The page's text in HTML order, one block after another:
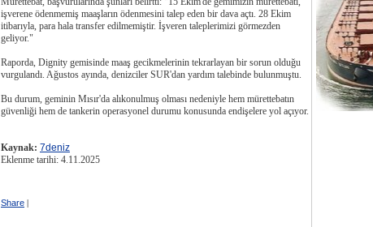
işverene ödenmemiş maaşların ödenmesini talep eden bir dava açtı. 28 Ekim
itibarıyla, para hala transfer edilmemiştir. İşveren taleplerimizi görmezden
geliyor."
Raporda, Dignity gemisinde maaş gecikmelerinin tekrarlayan bir sorun olduğu
vurgulandı. Ağustos ayında, denizciler SUR'dan yardım talebinde bulunmuştu.
Bu durum, geminin Mısır'da alıkonulmuş olması nedeniyle hem mürettebatın
güvenliği hem de tankerin operasyonel durumu konusunda endişelere yol açıyor.
Kaynak: 7deniz
Eklenme tarihi: 4.11.2025
Share |